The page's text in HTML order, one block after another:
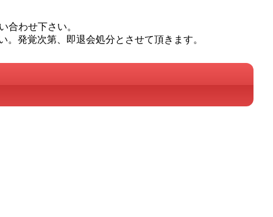
合わせ下さい。
発覚次第、即退会処分とさせて頂きます。